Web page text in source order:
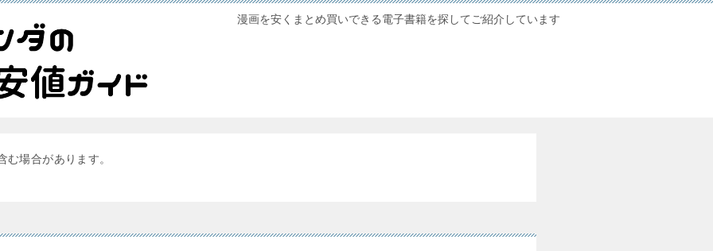
漫画を安くまとめ買いできる電子書籍を探してご紹介しています
場合があります。